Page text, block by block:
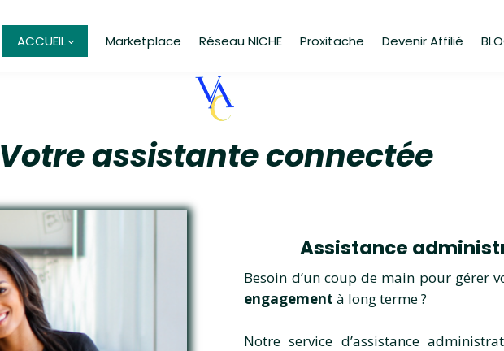
ACCUEIL Marketplace Réseau NICHE Proxitache Devenir Affilié
Votre assistante connectée
Assistance
Besoin d’un coup de main pour gérer
engagementà long terme ?
Notre service d’assistance